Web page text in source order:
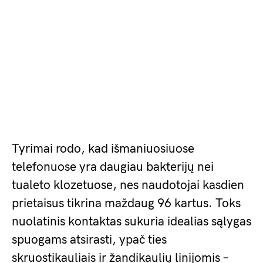
Tyrimai rodo, kad išmaniuosiuose
telefonuose yra daugiau bakterijų nei
tualeto klozetuose, nes naudotojai kasdien
prietaisus tikrina maždaug 96 kartus. Toks
nuolatinis kontaktas sukuria idealias sąlygas
spuogams atsirasti, ypač ties
skruostikauliais ir žandikaulių linijomis –